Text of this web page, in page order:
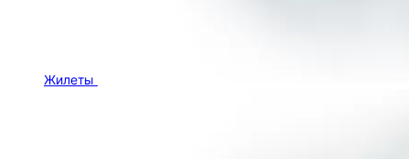
Жилеты